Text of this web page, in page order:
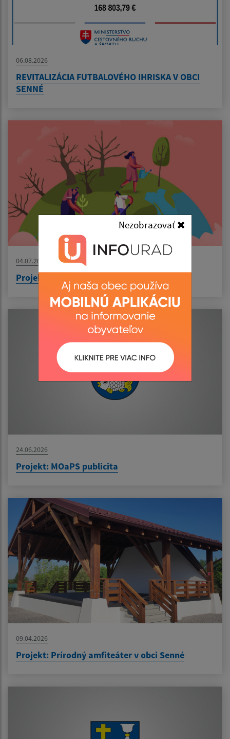
Nezobrazovať
06.08.2026
REVITALIZÁCIA FUTBALOVÉHO IHRISKA V OBCI
SENNÉ
04.07.2026
Projekt: Výsadba zelene v obci Senné
24.06.2026
Projekt: MOaPS publicita
09.04.2026
Projekt: Prírodný amfiteáter v obci Senné